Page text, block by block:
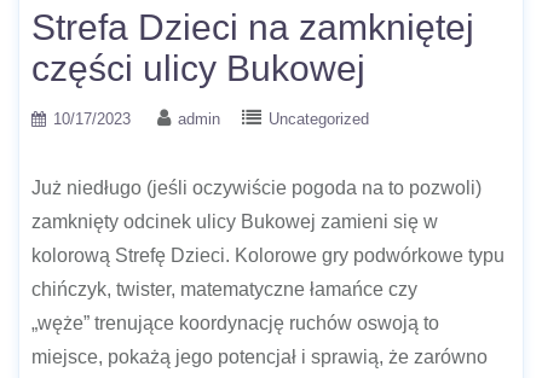
Strefa Dzieci na zamkniętej
części ulicy Bukowej
10/17/2023 admin Uncategorized
Już niedługo (jeśli oczywiście pogoda na to pozwoli)
zamknięty odcinek ulicy Bukowej zamieni się w
kolorową Strefę Dzieci. Kolorowe gry podwórkowe typu
chińczyk, twister, matematyczne łamańce czy
„węże” trenujące koordynację ruchów oswoją to
miejsce, pokażą jego potencjał i sprawią, że zarówno